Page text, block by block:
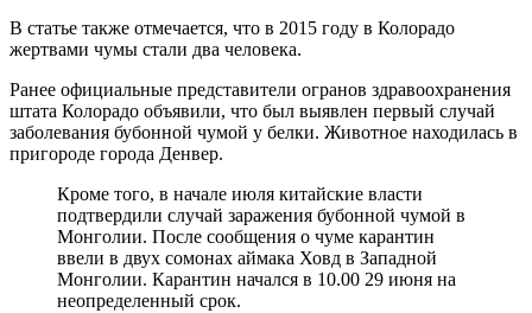
В статье также отмечается, что в 2015 году в Колорадо
жертвами чумы стали два человека.
Ранее официальные представители огранов здравоохранения
штата Колорадо объявили, что был выявлен первый случай
заболевания бубонной чумой у белки. Животное находилась в
пригороде города Денвер.
Кроме того, в начале июля китайские власти
подтвердили случай заражения бубонной чумой в
Монголии. После сообщения о чуме карантин
ввели в двух сомонах аймака Ховд в Западной
Монголии. Карантин начался в 10.00 29 июня на
неопределенный срок.